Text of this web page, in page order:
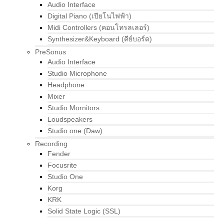
Audio Interface
Digital Piano (เปียโนไฟฟ้า)
Midi Controllers (คอนโทรลเลอร์)
Synthesizer&Keyboard (คีย์บอร์ด)
PreSonus
Audio Interface
Studio Microphone
Headphone
Mixer
Studio Mornitors
Loudspeakers
Studio one (Daw)
Recording
Fender
Focusrite
Studio One
Korg
KRK
Solid State Logic (SSL)